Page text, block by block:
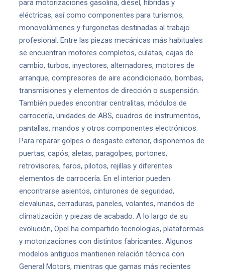
para motorizaciones gasolina, diésel, híbridas y
eléctricas, así como componentes para turismos,
monovolúmenes y furgonetas destinadas al trabajo
profesional. Entre las piezas mecánicas más habituales
se encuentran motores completos, culatas, cajas de
cambio, turbos, inyectores, alternadores, motores de
arranque, compresores de aire acondicionado, bombas,
transmisiones y elementos de dirección o suspensión.
También puedes encontrar centralitas, módulos de
carrocería, unidades de ABS, cuadros de instrumentos,
pantallas, mandos y otros componentes electrónicos.
Para reparar golpes o desgaste exterior, disponemos de
puertas, capós, aletas, paragolpes, portones,
retrovisores, faros, pilotos, rejillas y diferentes
elementos de carrocería. En el interior pueden
encontrarse asientos, cinturones de seguridad,
elevalunas, cerraduras, paneles, volantes, mandos de
climatización y piezas de acabado. A lo largo de su
evolución, Opel ha compartido tecnologías, plataformas
y motorizaciones con distintos fabricantes. Algunos
modelos antiguos mantienen relación técnica con
General Motors, mientras que gamas más recientes